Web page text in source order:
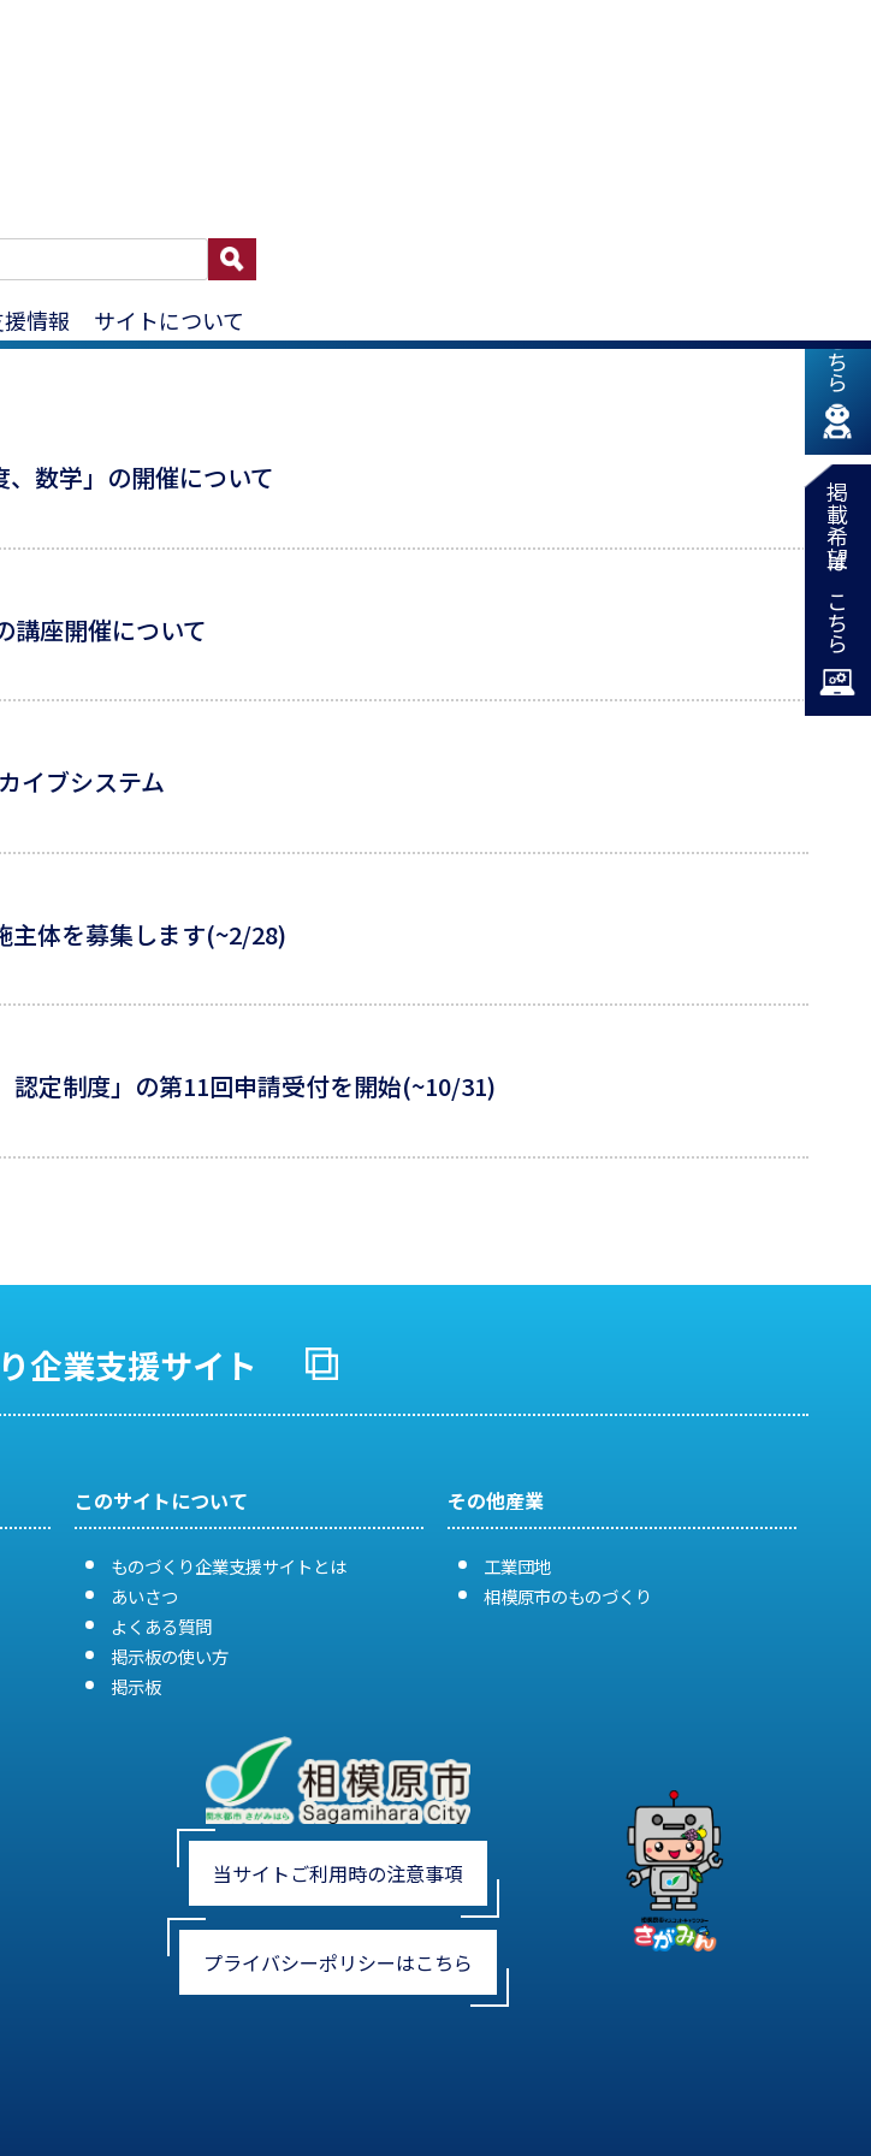
情報 サイトについて
データ
、数学」の開催について
講座開催について
イブシステム
主体を募集します(~2/28)
認定制度」の第11回申請受付を開始(~10/31)
企業支援サイト
このサイトについて
ものづくり企業支援サイトとは
あいさつ
よくある質問
掲示板の使い方
掲示板
その他産業
工業団地
相模原市のものづくり
当サイトご利用時の注意事項
プライバシーポリシーはこちら
新着情報はこちら
掲載希望はこちら